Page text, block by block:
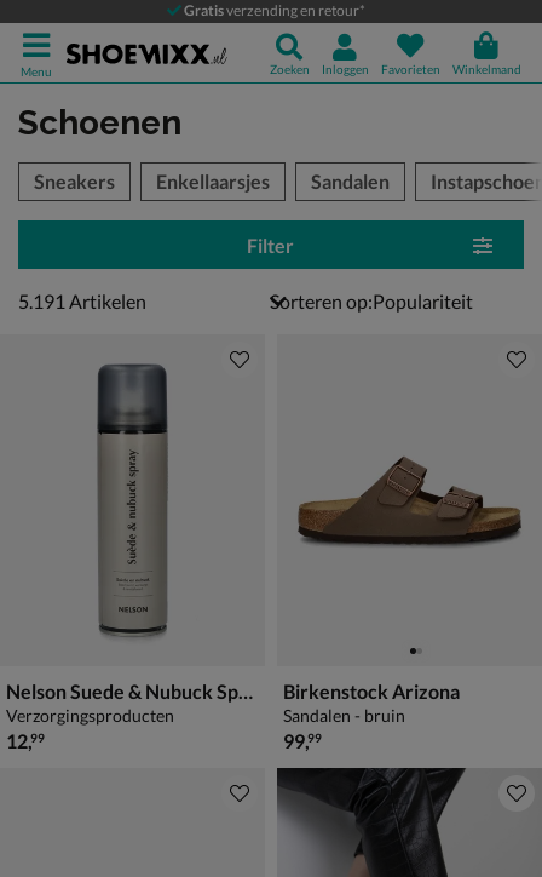
Gratisverzending en retour*
Menu Zoeken Inloggen Favorieten Winkelmand
Schoenen
over
Sneakers Enkellaarsjes Sandalen
Filter
5191 artikelen
5.191 Artikelen Sorteren op:
Nelson Suede & Nubuck Spray
Verzorgingsproducten
€ 12,99
12,99
Birkenstock Arizona
Sandalen - bruin
€ 99,99
99,99